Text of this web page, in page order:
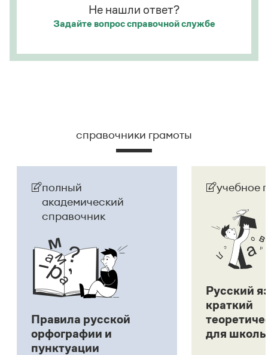
Не нашли ответ?
Задайте вопроссправочной службе
справочники грамоты
полный
академический
справочник
Правила русской
орфографии и
пунктуации
учебное
Русский
краткий
для